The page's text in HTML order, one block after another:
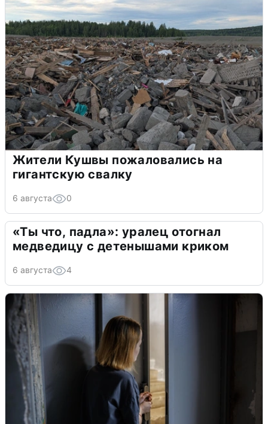
Жители Кушвы пожаловались на
гигантскую свалку
6 августа 0
«Ты что, падла»: уралец отогнал
медведицу с детенышами криком
6 августа 4